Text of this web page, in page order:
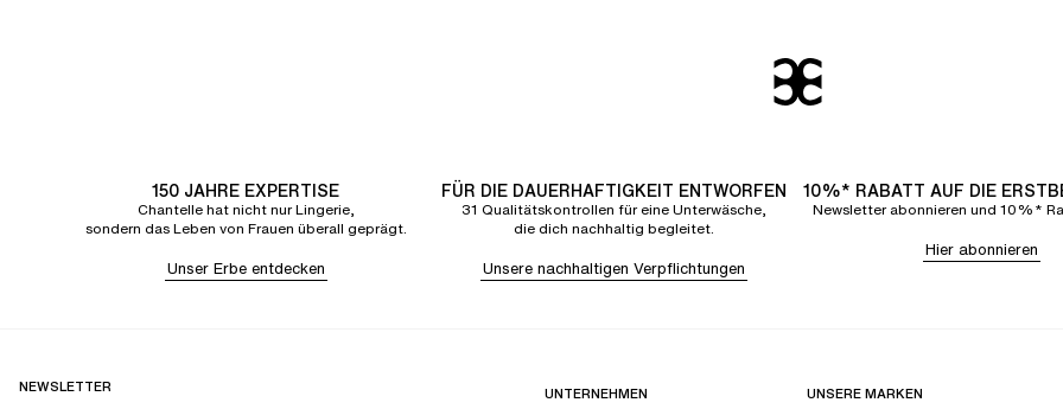
150 JAHRE EXPERTISE
Chantelle hat nicht nur Lingerie,
sondern das Leben von Frauen überall geprägt.
Unser Erbe entdecken
FÜR DIE DAUERHAFTIGKEIT ENTWORFEN
31 Qualitätskontrollen für eine Unterwäsche,
die dich nachhaltig begleitet.
Unsere nachhaltigen Verpflichtungen
10%* RABATT AUF DIE
Newsletter abonnieren und 10%*
Hier abonnieren
NEWSLETTER UNTERNEHMEN UNSERE MARKEN